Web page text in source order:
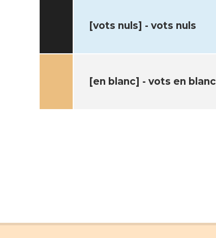
[vots nuls] - vots nuls
[en blanc] - vots en blanc